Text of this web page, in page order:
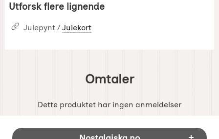
Utforsk flere lignende
Julepynt / Julekort
Omtaler
Dette produktet har ingen anmeldelser
Footer-innhold Blandet informasjon og